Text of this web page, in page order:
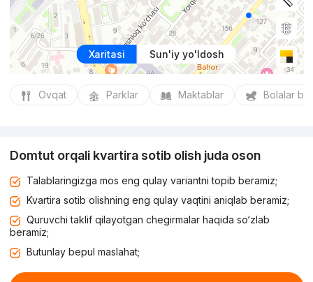
Xaritasi Sun'iy yo'ldosh
Ovqat Parklar Maktablar Bolalar
Domtut orqali kvartira sotib olish juda oson
Talablaringizga mos eng qulay variantni topib beramiz;
Kvartira sotib olishning eng qulay vaqtini aniqlab beramiz;
Quruvchi taklif qilayotgan chegirmalar haqida so‘zlab
beramiz;
Butunlay bepul maslahat;